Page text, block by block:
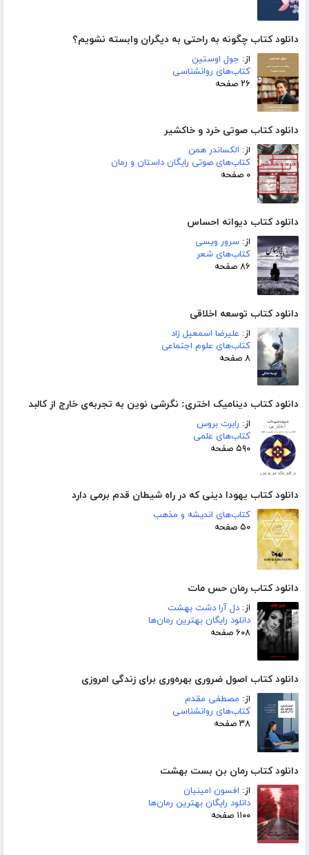
دانلود کتاب چگونه به راحتی به دیگران وابسته نشویم؟
از: جول اوستین
کتاب‌های روانشناسی
۲۶ صفحه
دانلود کتاب صوتی خرد و خاکشیر
از: الکساندر همن
کتاب‌های صوتی رایگان داستان و رمان
۰ صفحه
دانلود کتاب دیوانه احساس
از: سرور ویسی
کتاب‌های شعر
۸۶ صفحه
دانلود کتاب توسعه اخلاقی
از: علیرضا اسمعیل زاد
کتاب‌های علوم اجتماعی
۸ صفحه
دانلود کتاب دینامیک اختری: نگرشی نوین به تجربه‌ی خارج از کالبد
از: رابرت بروس
کتاب‌های علمی
۵۹۰ صفحه
دانلود کتاب یهودا دینی که در راه شیطان قدم برمی دارد
کتاب‌های اندیشه و مذهب
۵۰ صفحه
دانلود کتاب رمان حس مات
از: دل آرا دشت بهشت
دانلود رایگان بهترین رمان‌ها
۶۰۸ صفحه
دانلود کتاب اصول ضروری بهره‌وری برای زندگی امروزی
از: مصطفی مقدم
کتاب‌های روانشناسی
۳۸ صفحه
دانلود کتاب رمان بن بست بهشت
از: افسون امینیان
دانلود رایگان بهترین رمان‌ها
۱۱۰۰ صفحه